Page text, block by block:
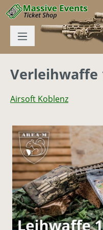
Zum Hauptinhalt
Verleihwaffe
Airsoft Koblenz
Bildergalerie